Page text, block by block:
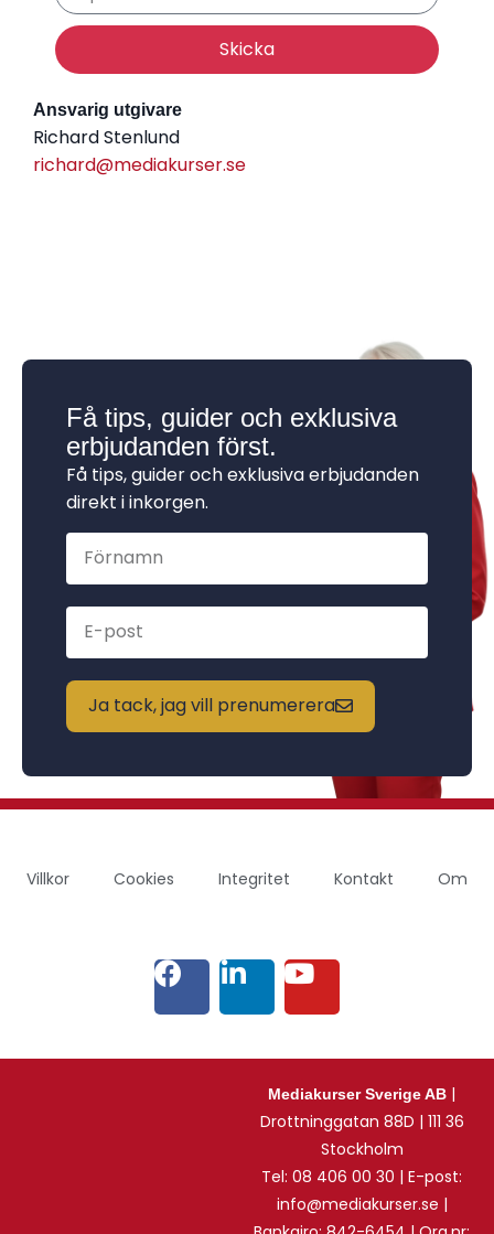
Skicka
Ansvarig utgivare
Richard Stenlund
richard@mediakurser.se
Få tips, guider och exklusiva
erbjudanden först.
Få tips, guider och exklusiva erbjudanden
direkt i inkorgen.
Ja tack, jag vill prenumerera
Villkor Cookies Integritet Kontakt Om
Mediakurser Sverige AB |
Drottninggatan 88D | 111 36
Stockholm
Tel: 08 406 00 30 | E-post:
info@mediakurser.se |